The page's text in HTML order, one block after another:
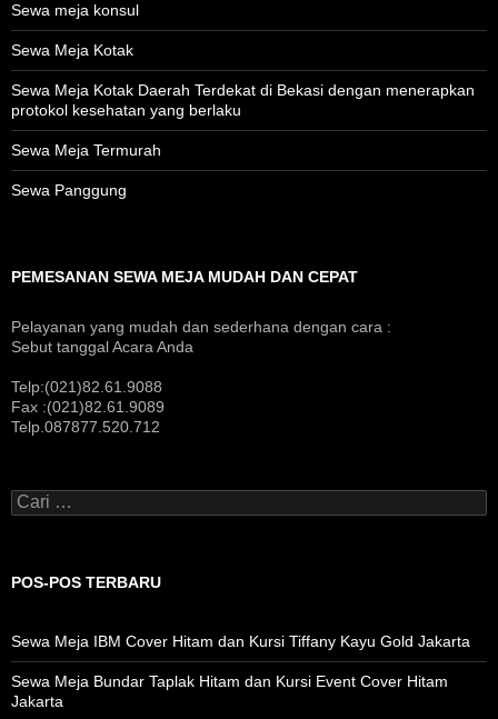
Sewa meja konsul
Sewa Meja Kotak
Sewa Meja Kotak Daerah Terdekat di Bekasi dengan menerapkan
protokol kesehatan yang berlaku
Sewa Meja Termurah
Sewa Panggung
PEMESANAN SEWA MEJA MUDAH DAN CEPAT
Pelayanan yang mudah dan sederhana dengan cara :
Sebut tanggal Acara Anda
Telp:(021)82.61.9088
Fax :(021)82.61.9089
Telp.087877.520.712
Cari
untuk:
POS-POS TERBARU
Sewa Meja IBM Cover Hitam dan Kursi Tiffany Kayu Gold Jakarta
Sewa Meja Bundar Taplak Hitam dan Kursi Event Cover Hitam
Jakarta